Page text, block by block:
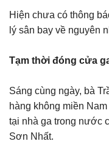
Hiện chưa có thông
lý sân bay về nguyên
Tạm thời đóng cửa
Sáng cùng ngày, bà
hàng không miền
tại nhà ga trong nước
Sơn Nhất.